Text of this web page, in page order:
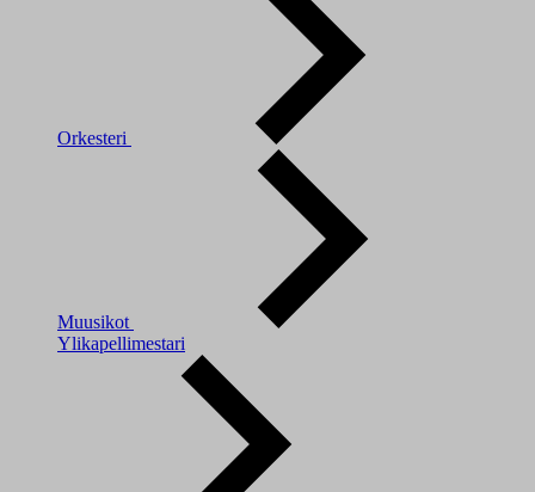
Orkesteri
Muusikot
Ylikapellimestari